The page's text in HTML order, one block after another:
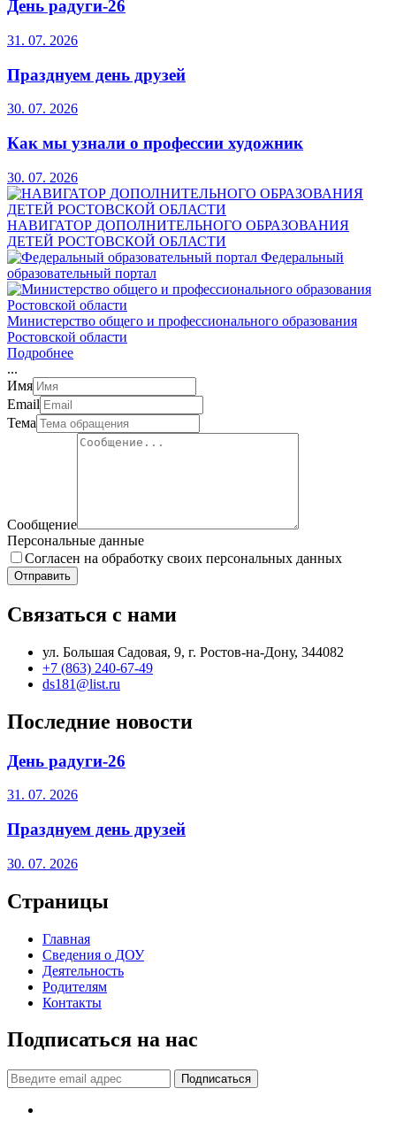
День радуги-26
31. 07. 2026
Празднуем день друзей
30. 07. 2026
Как мы узнали о профессии художник
30. 07. 2026
НАВИГАТОР ДОПОЛНИТЕЛЬНОГО ОБРАЗОВАНИЯ
ДЕТЕЙ РОСТОВСКОЙ ОБЛАСТИ
Федеральный
образовательный портал
Министерство общего и профессионального образования
Ростовской области
Подробнее
...
Имя
Email
Тема
Сообщение
Персональные данные
Согласен на обработку своих персональных данных
Отправить
Связаться с нами
ул. Большая Садовая, 9, г. Ростов-на-Дону, 344082
+7 (863) 240-67-49
ds181@list.ru
Последние новости
День радуги-26
31. 07. 2026
Празднуем день друзей
30. 07. 2026
Страницы
Главная
Сведения о ДОУ
Деятельность
Родителям
Контакты
Подписаться на нас